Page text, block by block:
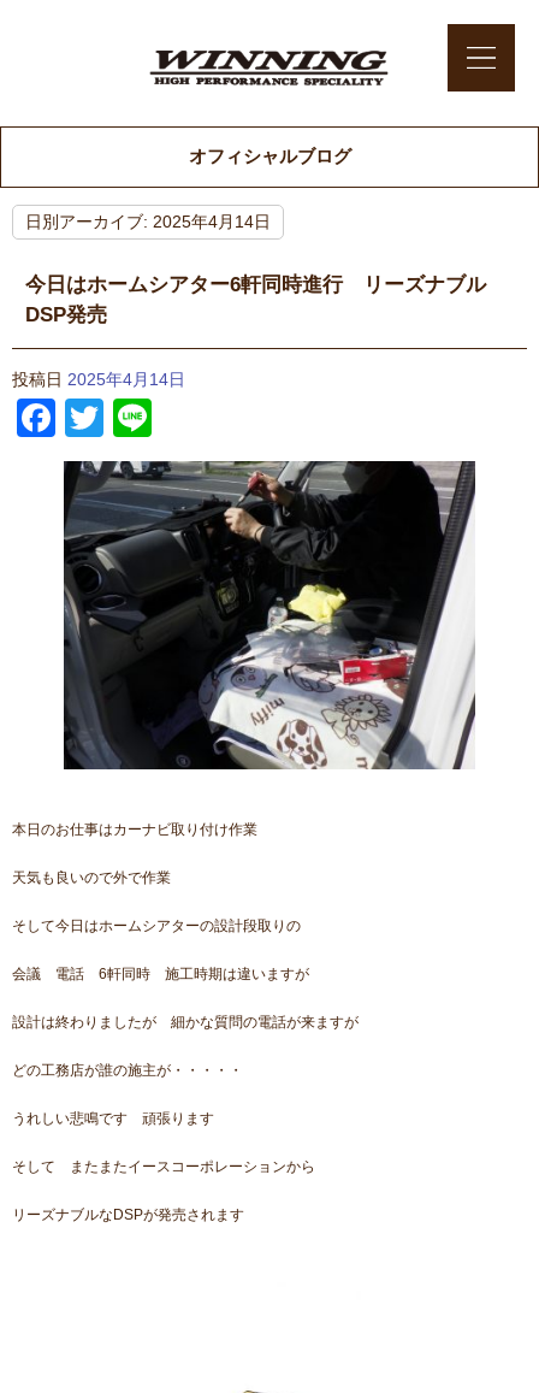
オフィシャルブログ
日別アーカイブ: 2025年4月14日
今日はホームシアター6軒同時進行 リーズナブル
DSP発売
投稿日 2025年4月14日
Facebook
Twitter
本日のお仕事はカーナビ取り付け作業
天気も良いので外で作業
そして今日はホームシアターの設計段取りの
会議 電話 6軒同時 施工時期は違いますが
設計は終わりましたが 細かな質問の電話が来ますが
どの工務店が誰の施主が・・・・・
うれしい悲鳴です 頑張ります
そして またまたイースコーポレーションから
リーズナブルなDSPが発売されます